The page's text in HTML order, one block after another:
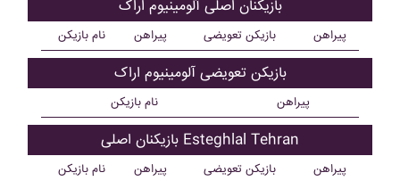
بازیکنان اصلی آلومينيوم اراک
نام بازیکن پیراهن بازیکن تعویضی پیراهن
بازیکن تعویضی آلومينيوم اراک
نام بازیکن پیراهن
بازیکنان اصلی Esteghlal Tehran
نام بازیکن پیراهن بازیکن تعویضی پیراهن